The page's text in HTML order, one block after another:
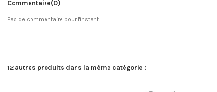
Commentaire(0)
Pas de commentaire pour l'instant
12 autres produits dans la même catégorie :